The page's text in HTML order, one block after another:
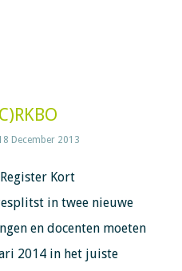
December 2013
Kort
in twee nieuwe
en docenten moeten
2014 in het juiste